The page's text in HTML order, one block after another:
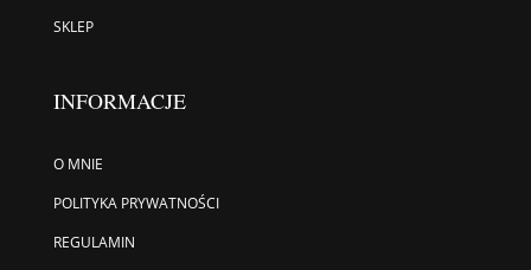
SKLEP
INFORMACJE
O MNIE
POLITYKA PRYWATNOŚCI
REGULAMIN